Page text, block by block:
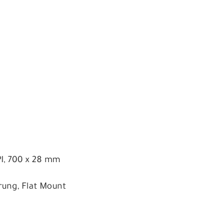
700 x 28 mm
Flat Mount